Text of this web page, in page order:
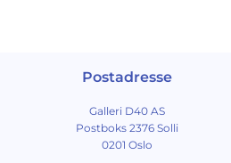
Postadresse
Galleri D40 AS
Postboks 2376 Solli
0201 Oslo